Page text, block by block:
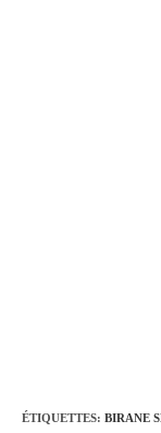
ÉTIQUETTES: BIRANE